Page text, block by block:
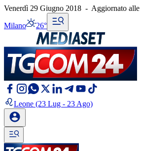
Venerdì 29 Giugno 2018 - Aggiornato alle
Milano 26°
Leone (23 Lug - 23 Ago)